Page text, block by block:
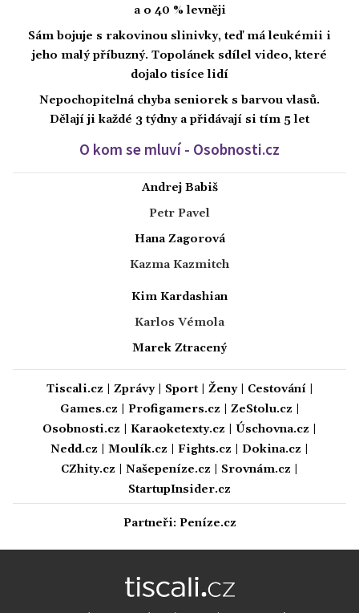
a o 40 % levněji
Sám bojuje s rakovinou slinivky, teď má leukémii i
jeho malý příbuzný. Topolánek sdílel video, které
dojalo tisíce lidí
Nepochopitelná chyba seniorek s barvou vlasů.
Dělají ji každé 3 týdny a přidávají si tím 5 let
O kom se mluví - Osobnosti.cz
Andrej Babiš
Petr Pavel
Hana Zagorová
Kazma Kazmitch
Kim Kardashian
Karlos Vémola
Marek Ztracený
Tiscali.cz Zprávy| Sport| Ženy| Cestování|
Games.cz
Profigamers.cz ZeStolu.cz
Osobnosti.cz
Karaoketexty.cz Úschovna.cz
Nedd.cz
Moulík.cz Fights.cz Dokina.cz
CZhity.cz
Našepeníze.cz Srovnám.cz
StartupInsider.cz
Partneři: Peníze.cz